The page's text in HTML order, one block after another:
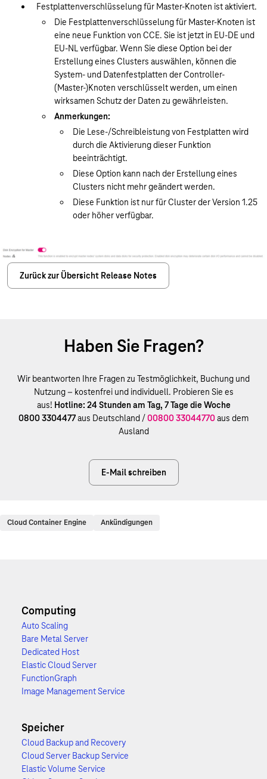
Festplattenverschlüsselung für Master-Knoten ist aktiviert.
Die Festplattenverschlüsselung für Master-Knoten ist
eine neue Funktion von CCE. Sie ist jetzt in EU-DE und
EU-NL verfügbar. Wenn Sie diese Option bei der
Erstellung eines Clusters auswählen, können die
System- und Datenfestplatten der Controller-
(Master-)Knoten verschlüsselt werden, um einen
wirksamen Schutz der Daten zu gewährleisten.
Anmerkungen:
Die Lese-/Schreibleistung von Festplatten wird
durch die Aktivierung dieser Funktion
beeinträchtigt.
Diese Option kann nach der Erstellung eines
Clusters nicht mehr geändert werden.
Diese Funktion ist nur für Cluster der Version 1.25
oder höher verfügbar.
Zurück zur Übersicht Release Notes
Haben Sie Fragen?
Wir beantworten Ihre Fragen zu Testmöglichkeit, Buchung und
Nutzung – kostenfrei und individuell. Probieren Sie es
aus! Hotline: 24 Stunden am Tag, 7 Tage die Woche
0800 3304477aus Deutschland /00800 33044770aus dem
Ausland
E-Mail schreiben
Cloud Container Engine Ankündigungen
Computing
Auto Scaling
Bare Metal Server
Dedicated Host
Elastic Cloud Server
FunctionGraph
Image Management Service
Speicher
Cloud Backup and Recovery
Cloud Server Backup Service
Elastic Volume Service